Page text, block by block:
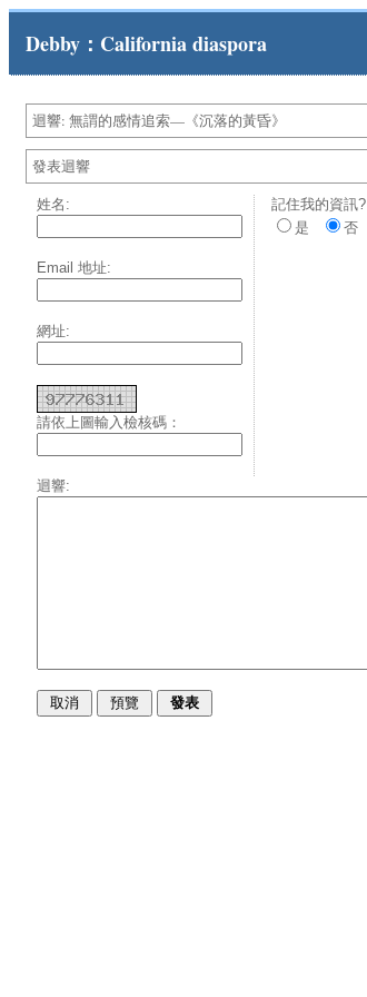
Debby：California diaspora
迴響: 無謂的感情追索—《沉落的黃昏》
發表迴響
姓名:
Email 地址:
網址:
請依上圖輸入檢核碼：
記住我的資訊?
是
否
迴響: